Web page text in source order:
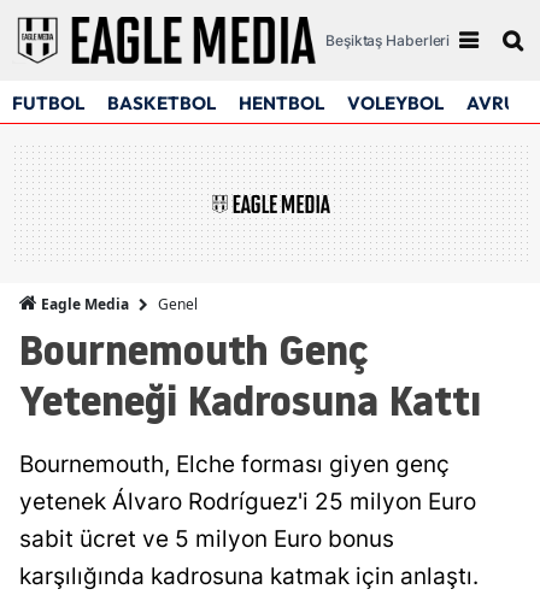
Beşiktaş Haberleri
FUTBOL BASKETBOL HENTBOL VOLEYBOL
Eagle Media Genel
Bournemouth Genç
Yeteneği Kadrosuna Kattı
Bournemouth, Elche forması giyen genç
yetenek Álvaro Rodríguez'i 25 milyon Euro
sabit ücret ve 5 milyon Euro bonus
karşılığında kadrosuna katmak için anlaştı.